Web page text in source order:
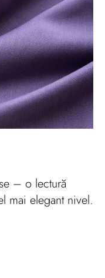
– o lectură
mai elegant nivel.